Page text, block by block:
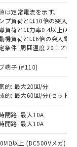
は定常電流を示す。
プ負荷とは10倍の突入電
負荷とは力率0.4以上
機負荷とは6倍の突入電
条件: 周囲温度 20±2℃
端子 (#110)
的: 最大20回/分
的: 最大60回/分(セット
閉路: 最大10A
開路: 最大10A
以上 (DC500Vメガ)
意のうえ
物質）の
な商品で
）の非含
定のある
物質）の
を出す予
物質）の